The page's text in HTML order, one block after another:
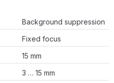
Background suppression
Fixed focus
15 mm
3 … 15 mm